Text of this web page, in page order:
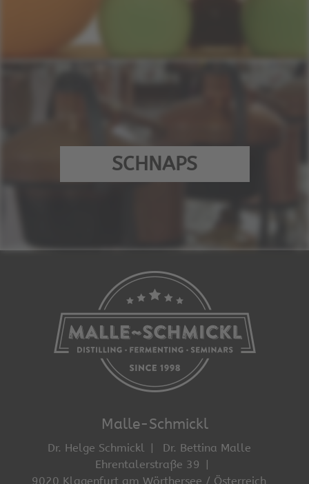
SCHNAPS
Malle-Schmickl
Dr. Helge Schmickl
Dr. Bettina Malle
Ehrentalerstraße 39
9020 Klagenfurt am Wörthersee / Österreich